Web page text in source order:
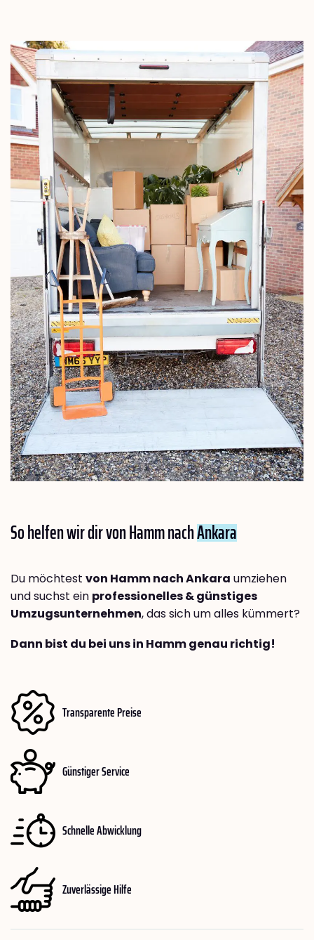
So helfen wir dir von Hamm nachAnkara
Du möchtest von Hamm nach Ankara umziehen
und suchst ein professionelles & günstiges
Umzugsunternehmen, das sich um alles kümmert?
Dann bist du bei uns in Hamm genau richtig!
Transparente Preise
Günstiger Service
Schnelle Abwicklung
Zuverlässige Hilfe